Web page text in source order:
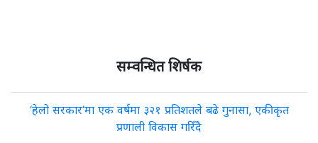
सम्वन्धित शिर्षक
‘हेलो सरकार’मा एक वर्षमा ३२१ प्रतिशतले बढे गुनासा, एकीकृत
प्रणाली विकास गरिँदै